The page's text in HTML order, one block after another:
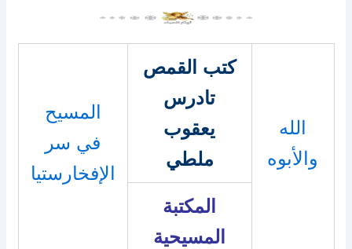
الله
والأبوه
كتب القمص
تادرس
يعقوب
ملطي
المسيح
في سر
الإفخارستيا
المكتبة
المسيحية